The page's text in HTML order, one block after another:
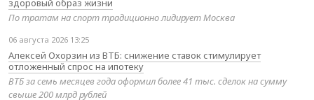
По тратам на спорт традиционно лидирует Москва
06 августа 2026 13:25
Алексей Охорзин из ВТБ: снижение ставок стимулирует
отложенный спрос на ипотеку
ВТБ за семь месяцев года оформил более 41 тыс. сделок на сумму
свыше 200 млрд рублей